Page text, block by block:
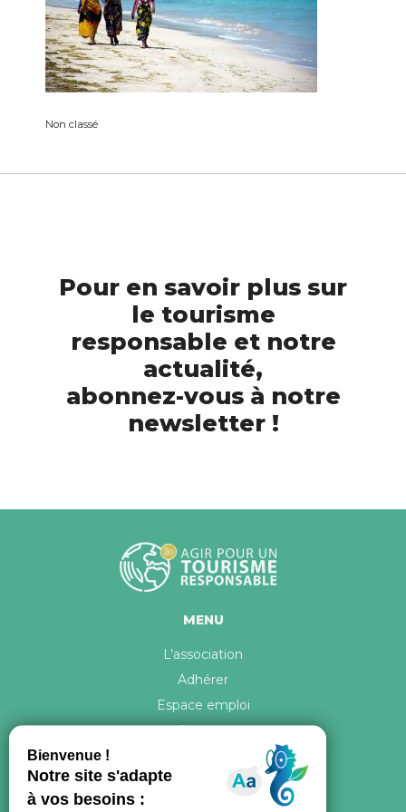
Non classé
Pour en savoir plus sur
le tourisme
responsable et notre
actualité,
abonnez-vous à notre
newsletter !
MENU
L’association
Adhérer
Espace emploi
Contact